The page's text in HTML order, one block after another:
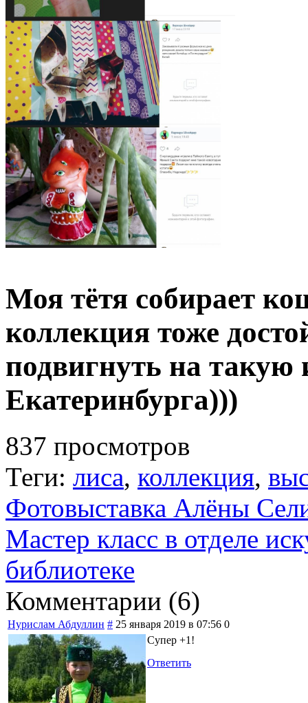
Моя тётя собирает
коллекция тоже
подвигнуть на такую
Екатеринбурга)))
837 просмотров
Теги: лиса, коллекция,
Фотовыставка Алёны
Мастер класс в отделе
библиотеке
Комментарии (6)
Нурислам Абдуллин # 25 января 2019 в 07:56 0
Супер +1!
Ответить